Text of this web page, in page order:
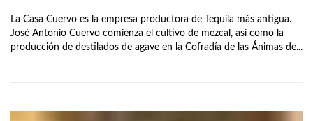
La Casa Cuervo es la empresa productora de Tequila más antigua.
José Antonio Cuervo comienza el cultivo de mezcal, así como la
producción de destilados de agave en la Cofradía de las Ánimas de...